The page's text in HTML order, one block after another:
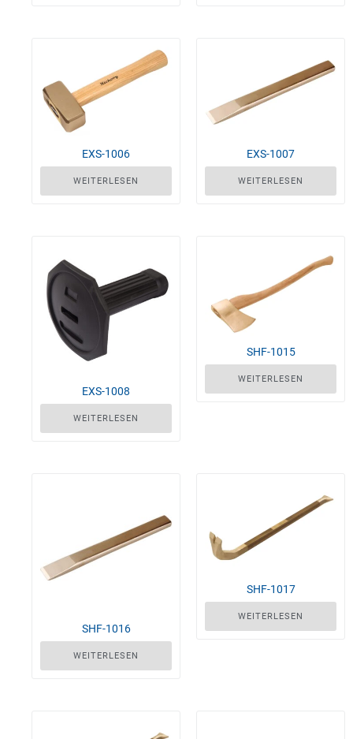
EXS-1006
WEITERLESEN
EXS-1007
WEITERLESEN
EXS-1008
WEITERLESEN
SHF-1015
WEITERLESEN
SHF-1016
WEITERLESEN
SHF-1017
WEITERLESEN